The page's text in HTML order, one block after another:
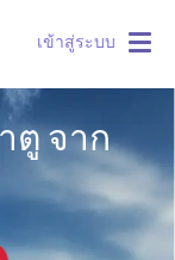
เข้าสู่ระบบ
ตู จาก